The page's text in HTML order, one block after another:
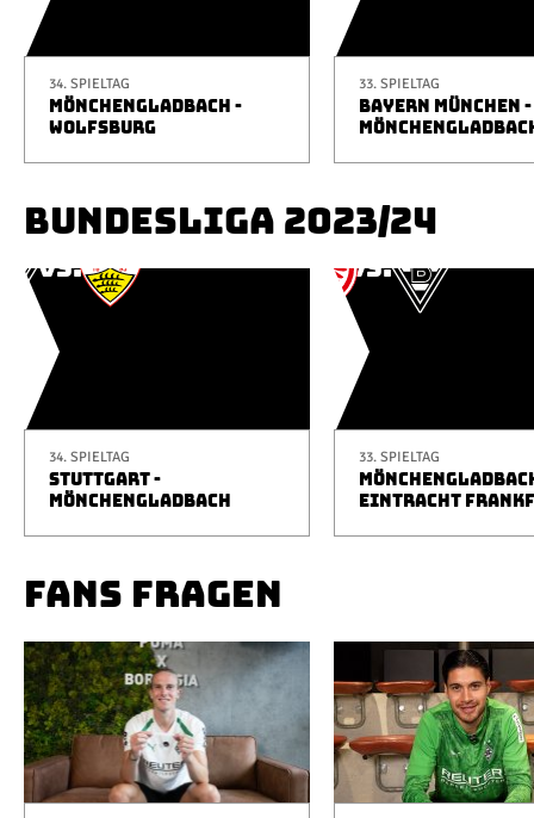
34. SPIELTAG
MÖNCHENGLADBACH -
WOLFSBURG
33. SPIELTAG
BAYERN MÜNCHEN -
BUNDESLIGA 2023/24
34. SPIELTAG
STUTTGART -
MÖNCHENGLADBACH
33. SPIELTAG
EINTRACHT
FANS FRAGEN